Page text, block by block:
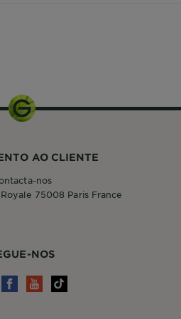
NOS
AO CLIENTE
nos
75008 Paris France